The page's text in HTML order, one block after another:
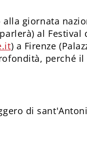
giornata
al Festival
) a Firenze
perché
di